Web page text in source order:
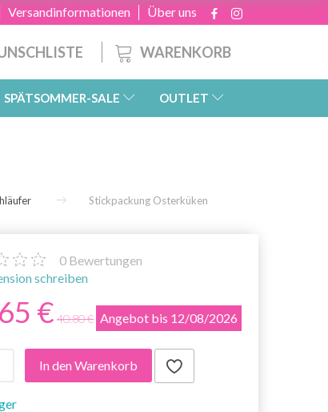
Über uns
Versandinformationen
WARENKORB
SPÄTSOMMER-SALE OUTLET
Stickpackung Osterküken
0 Bewertungen
schreiben
€ 40.80 € Angebot bis 12/08/2026
In den Warenkorb